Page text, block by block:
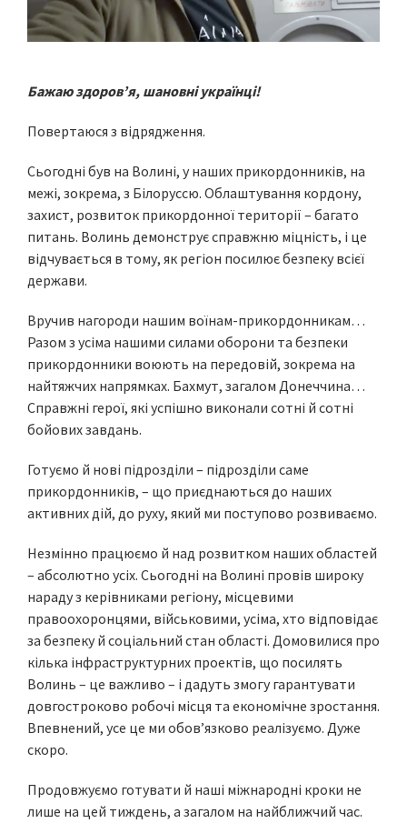
Бажаю здоровʼя, шановні українці!
Повертаюся з відрядження.
Сьогодні був на Волині, у наших прикордонників, на
межі, зокрема, з Білоруссю. Облаштування кордону,
захист, розвиток прикордонної території – багато
питань. Волинь демонструє справжню міцність, і це
відчувається в тому, як регіон посилює безпеку всієї
держави.
Вручив нагороди нашим воїнам-прикордонникам…
Разом з усіма нашими силами оборони та безпеки
прикордонники воюють на передовій, зокрема на
найтяжчих напрямках. Бахмут, загалом Донеччина…
Справжні герої, які успішно виконали сотні й сотні
бойових завдань.
Готуємо й нові підрозділи – підрозділи саме
прикордонників, – що приєднаються до наших
активних дій, до руху, який ми поступово розвиваємо.
Незмінно працюємо й над розвитком наших областей
– абсолютно усіх. Сьогодні на Волині провів широку
нараду з керівниками регіону, місцевими
правоохоронцями, військовими, усіма, хто відповідає
за безпеку й соціальний стан області. Домовилися про
кілька інфраструктурних проектів, що посилять
Волинь – це важливо – і дадуть змогу гарантувати
довгостроково робочі місця та економічне зростання.
Впевнений, усе це ми обов’язково реалізуємо. Дуже
скоро.
Продовжуємо готувати й наші міжнародні кроки не
лише на цей тиждень, а загалом на найближчий час.